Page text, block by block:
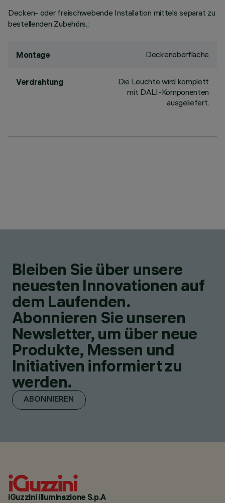
Decken- oder freischwebende Installation mittels separat zu
bestellenden Zubehörs.;
Montage Deckenoberfläche
Verdrahtung
Die Leuchte wird komplett
mit DALI-Komponenten
ausgeliefert.
Bleiben Sie über unsere
neuesten Innovationen auf
dem Laufenden.
Abonnieren Sie unseren
Newsletter, um über neue
Produkte, Messen und
Initiativen informiert zu
werden.
ABONNIEREN
iGuzzini illuminazione S.p.A